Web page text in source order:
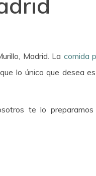
Madrid. La comida
lo único que desea
te lo